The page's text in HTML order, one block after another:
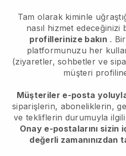
Tam olarak kiminle
nasıl hizmet edeceğinizi
profillerinize bakın .
platformunuzu her
(ziyaretler, sohbetler ve
müşteri
Müşteriler e-posta
siparişlerin, aboneliklerin,
ve tekliflerin durumuyla
Onay e-postalarını sizin
değerli